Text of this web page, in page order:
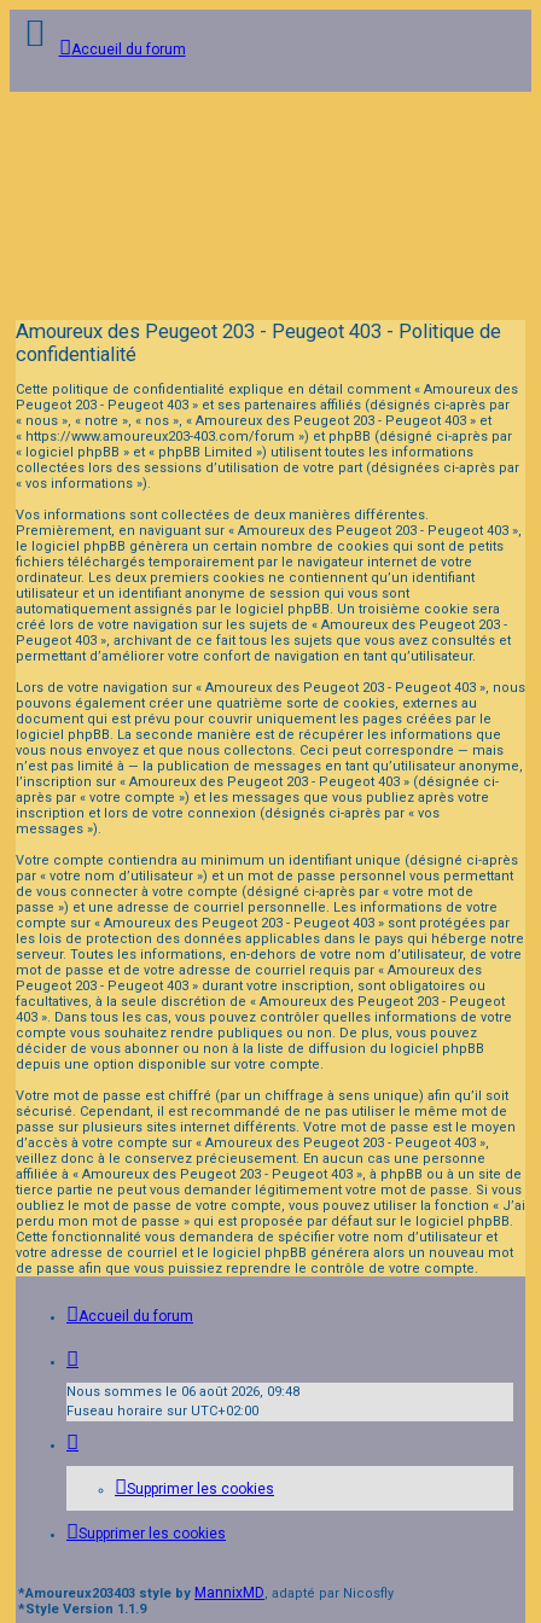
Accueil du forum
Amoureux des Peugeot 203 - Peugeot 403 - Politique de
confidentialité
Cette politique de confidentialité explique en détail comment « Amoureux des
Peugeot 203 - Peugeot 403 » et ses partenaires affiliés (désignés ci-après par
« nous », « notre », « nos », « Amoureux des Peugeot 203 - Peugeot 403 » et
« https://www.amoureux203-403.com/forum ») et phpBB (désigné ci-après par
« logiciel phpBB » et « phpBB Limited ») utilisent toutes les informations
collectées lors des sessions d’utilisation de votre part (désignées ci-après par
« vos informations »).
Vos informations sont collectées de deux manières différentes.
Premièrement, en naviguant sur « Amoureux des Peugeot 203 - Peugeot 403 »,
le logiciel phpBB génèrera un certain nombre de cookies qui sont de petits
fichiers téléchargés temporairement par le navigateur internet de votre
ordinateur. Les deux premiers cookies ne contiennent qu’un identifiant
utilisateur et un identifiant anonyme de session qui vous sont
automatiquement assignés par le logiciel phpBB. Un troisième cookie sera
créé lors de votre navigation sur les sujets de « Amoureux des Peugeot 203 -
Peugeot 403 », archivant de ce fait tous les sujets que vous avez consultés et
permettant d’améliorer votre confort de navigation en tant qu’utilisateur.
Lors de votre navigation sur « Amoureux des Peugeot 203 - Peugeot 403 », nous
pouvons également créer une quatrième sorte de cookies, externes au
document qui est prévu pour couvrir uniquement les pages créées par le
logiciel phpBB. La seconde manière est de récupérer les informations que
vous nous envoyez et que nous collectons. Ceci peut correspondre — mais
n’est pas limité à — la publication de messages en tant qu’utilisateur anonyme,
l’inscription sur « Amoureux des Peugeot 203 - Peugeot 403 » (désignée ci-
après par « votre compte ») et les messages que vous publiez après votre
inscription et lors de votre connexion (désignés ci-après par « vos
messages »).
Votre compte contiendra au minimum un identifiant unique (désigné ci-après
par « votre nom d’utilisateur ») et un mot de passe personnel vous permettant
de vous connecter à votre compte (désigné ci-après par « votre mot de
passe ») et une adresse de courriel personnelle. Les informations de votre
compte sur « Amoureux des Peugeot 203 - Peugeot 403 » sont protégées par
les lois de protection des données applicables dans le pays qui héberge notre
serveur. Toutes les informations, en-dehors de votre nom d’utilisateur, de votre
mot de passe et de votre adresse de courriel requis par « Amoureux des
Peugeot 203 - Peugeot 403 » durant votre inscription, sont obligatoires ou
facultatives, à la seule discrétion de « Amoureux des Peugeot 203 - Peugeot
403 ». Dans tous les cas, vous pouvez contrôler quelles informations de votre
compte vous souhaitez rendre publiques ou non. De plus, vous pouvez
décider de vous abonner ou non à la liste de diffusion du logiciel phpBB
depuis une option disponible sur votre compte.
Votre mot de passe est chiffré (par un chiffrage à sens unique) afin qu’il soit
sécurisé. Cependant, il est recommandé de ne pas utiliser le même mot de
passe sur plusieurs sites internet différents. Votre mot de passe est le moyen
d’accès à votre compte sur « Amoureux des Peugeot 203 - Peugeot 403 »,
veillez donc à le conservez précieusement. En aucun cas une personne
affiliée à « Amoureux des Peugeot 203 - Peugeot 403 », à phpBB ou à un site de
tierce partie ne peut vous demander légitimement votre mot de passe. Si vous
oubliez le mot de passe de votre compte, vous pouvez utiliser la fonction « J’ai
perdu mon mot de passe » qui est proposée par défaut sur le logiciel phpBB.
Cette fonctionnalité vous demandera de spécifier votre nom d’utilisateur et
votre adresse de courriel et le logiciel phpBB générera alors un nouveau mot
de passe afin que vous puissiez reprendre le contrôle de votre compte.
Accueil du forum
Nous sommes le 06 août 2026, 09:48
Fuseau horaire sur UTC+02:00
Supprimer les cookies
Supprimer les cookies
*Amoureux203403 style by MannixMD, adapté par Nicosfly
*Style Version 1.1.9